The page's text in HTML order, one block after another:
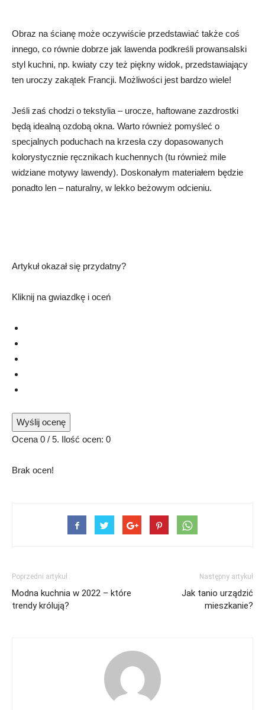
Obraz na ścianę może oczywiście przedstawiać także coś
innego, co równie dobrze jak lawenda podkreśli prowansalski
styl kuchni, np. kwiaty czy też piękny widok, przedstawiający
ten uroczy zakątek Francji. Możliwości jest bardzo wiele!
Jeśli zaś chodzi o tekstylia – urocze, haftowane zazdrostki
będą idealną ozdobą okna. Warto również pomyśleć o
specjalnych poduchach na krzesła czy dopasowanych
kolorystycznie ręcznikach kuchennych (tu również mile
widziane motywy lawendy). Doskonałym materiałem będzie
ponadto len – naturalny, w lekko beżowym odcieniu.
Artykuł okazał się przydatny?
Kliknij na gwiazdkę i oceń
Wyślij ocenę
Ocena 0 / 5. Ilość ocen: 0
Brak ocen!
Poprzedni artykuł
Modna kuchnia w 2022 – które
trendy królują?
Następny artykuł
Jak tanio urządzić
mieszkanie?